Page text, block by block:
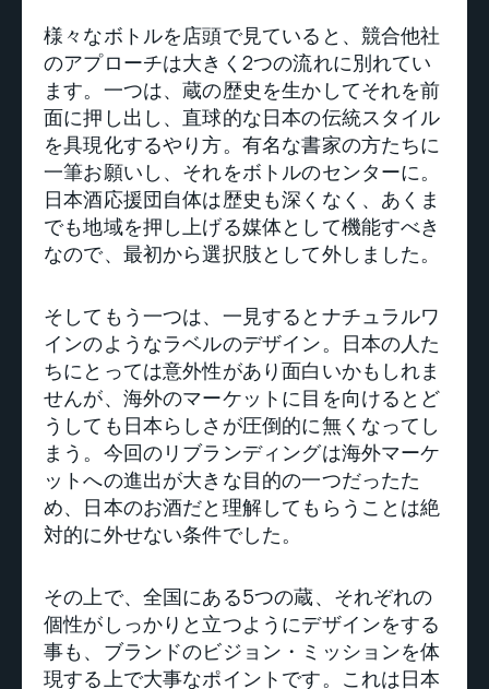
様々なボトルを店頭で見ていると、競合他社
のアプローチは大きく2つの流れに別れてい
ます。一つは、蔵の歴史を生かしてそれを前
面に押し出し、直球的な日本の伝統スタイル
を具現化するやり方。有名な書家の方たちに
一筆お願いし、それをボトルのセンターに。
日本酒応援団自体は歴史も深くなく、あくま
でも地域を押し上げる媒体として機能すべき
なので、最初から選択肢として外しました。
そしてもう一つは、一見するとナチュラルワ
インのようなラベルのデザイン。日本の人た
ちにとっては意外性があり面白いかもしれま
せんが、海外のマーケットに目を向けるとど
うしても日本らしさが圧倒的に無くなってし
まう。今回のリブランディングは海外マーケ
ットへの進出が大きな目的の一つだったた
め、日本のお酒だと理解してもらうことは絶
対的に外せない条件でした。
その上で、全国にある5つの蔵、それぞれの
個性がしっかりと立つようにデザインをする
事も、ブランドのビジョン・ミッションを体
現する上で大事なポイントです。これは日本